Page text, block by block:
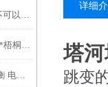
电子地磅制造商的三防工作不可以缺少
洲泉电子汽车衡*便携式地磅*梧桐地磅 武康便携式汽车衡
便携式地磅 3X10m电子汽车衡 电子秤多少钱
详细
塔
跳变